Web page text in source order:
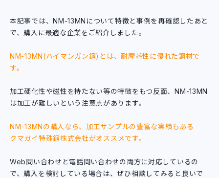
本記事では、NM-13MNについて特徴と事例を再確認したあと
で、購入に最適な企業をご紹介しました。
NM-13MN(ハイマンガン鋼)とは、耐摩耗性に優れた鋼材で
す。
加工硬化性や磁性を持たない等の特徴をもつ反面、NM-13MN
は加工が難しいという注意点があります。
NM-13MNの購入なら、加工サンプルの豊富な実績もある
クマガイ特殊鋼株式会社がオススメです。
Web問い合わせと電話問い合わせの両方に対応しているの
で、購入を検討している場合は、ぜひ相談してみると良いで